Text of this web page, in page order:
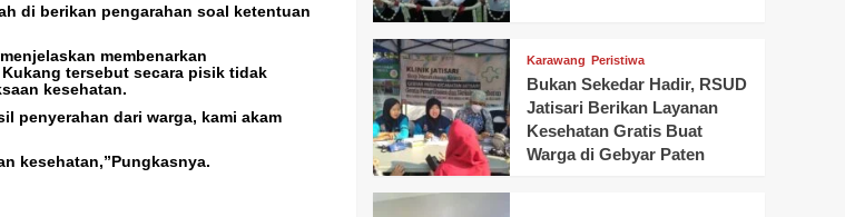
di berikan pengarahan soal ketentuan
membenarkan
tersebut secara pisik tidak
kesehatan.
penyerahan dari warga, kami akam
kesehatan,”Pungkasnya.
Karawang Peristiwa
Bukan Sekedar Hadir, RSUD
Jatisari Berikan Layanan
Kesehatan Gratis Buat
Warga di Gebyar Paten